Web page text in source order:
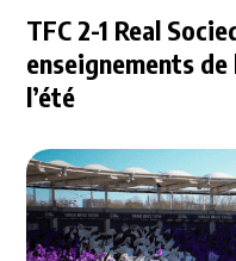
TFC 2-1 Real
enseignements
l’été